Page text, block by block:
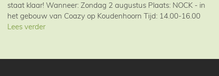
staat klaar! Wanneer: Zondag 2 augustus Plaats: NOCK - in
het gebouw van Coazy op Koudenhoorn Tijd: 14.00-16.00
Lees verder